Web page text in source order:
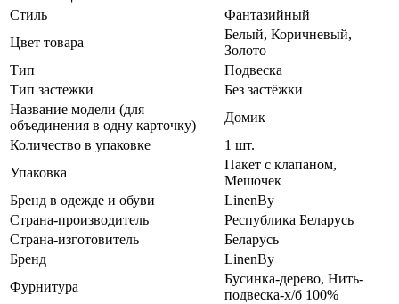
Стиль
Фантазийный
Цвет товара
Белый, Коричневый,
Золото
Тип
Подвеска
Тип застежки
Без застёжки
Название модели (для
объединения в одну карточку)
Домик
Количество в упаковке
1 шт.
Упаковка
Пакет с клапаном,
Мешочек
Бренд в одежде и обуви
LinenBy
Страна-производитель
Республика Беларусь
Страна-изготовитель
Беларусь
Бренд
LinenBy
Фурнитура
Бусинка-дерево, Нить-
подвеска-х/б 100%